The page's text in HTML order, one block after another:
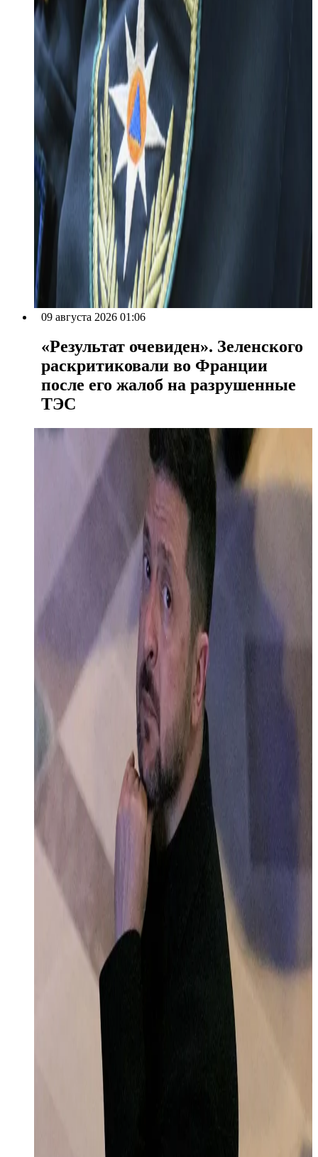
09 августа 2026 01:06
«Результат очевиден». Зеленского
раскритиковали во Франции
после его жалоб на разрушенные
ТЭС